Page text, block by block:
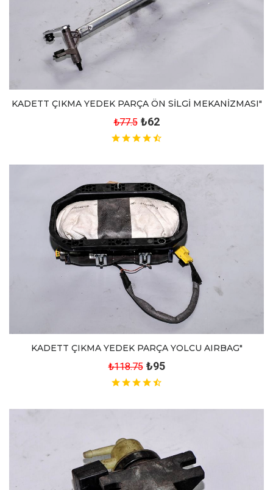
KADETT ÇIKMA YEDEK PARÇA ÖN SİLGİ MEKANİZMASI"
₺77.5 ₺62
KADETT ÇIKMA YEDEK PARÇA YOLCU AIRBAG"
₺118.75 ₺95